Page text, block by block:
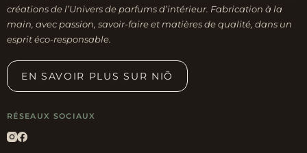
créations de l’Univers de parfums d’intérieur. Fabrication à la
main, avec passion, savoir-faire et matières de qualité, dans un
esprit éco-responsable.
EN SAVOIR PLUS SUR NIÕ
RÉSEAUX SOCIAUX